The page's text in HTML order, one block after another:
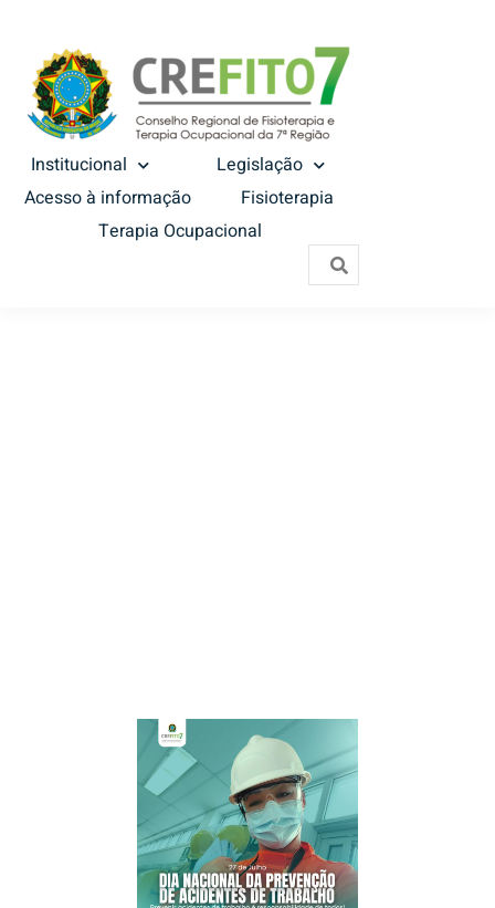
Institucional
Legislação
Acesso à informação
Fisioterapia
Terapia Ocupacional